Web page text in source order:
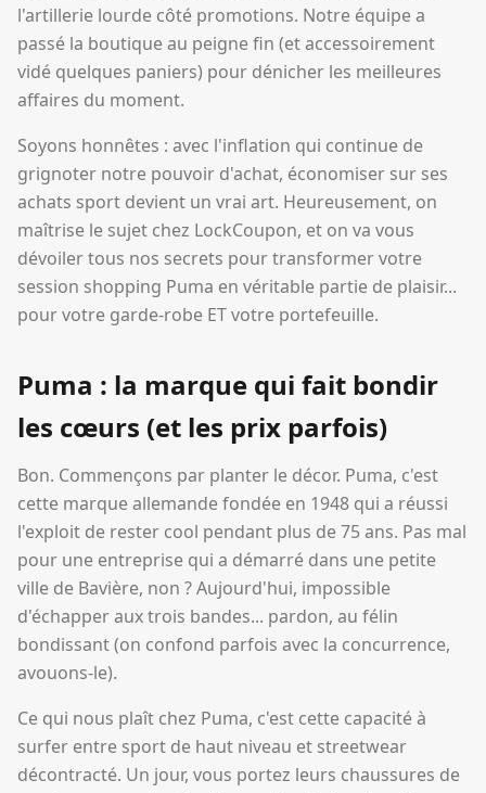
l'artillerie lourde côté promotions. Notre équipe a
passé la boutique au peigne fin (et accessoirement
vidé quelques paniers) pour dénicher les meilleures
affaires du moment.
Soyons honnêtes : avec l'inflation qui continue de
grignoter notre pouvoir d'achat, économiser sur ses
achats sport devient un vrai art. Heureusement, on
maîtrise le sujet chez LockCoupon, et on va vous
dévoiler tous nos secrets pour transformer votre
session shopping Puma en véritable partie de plaisir...
pour votre garde-robe ET votre portefeuille.
Puma : la marque qui fait bondir
les cœurs (et les prix parfois)
Bon. Commençons par planter le décor. Puma, c'est
cette marque allemande fondée en 1948 qui a réussi
l'exploit de rester cool pendant plus de 75 ans. Pas mal
pour une entreprise qui a démarré dans une petite
ville de Bavière, non ? Aujourd'hui, impossible
d'échapper aux trois bandes... pardon, au félin
bondissant (on confond parfois avec la concurrence,
avouons-le).
Ce qui nous plaît chez Puma, c'est cette capacité à
surfer entre sport de haut niveau et streetwear
décontracté. Un jour, vous portez leurs chaussures de